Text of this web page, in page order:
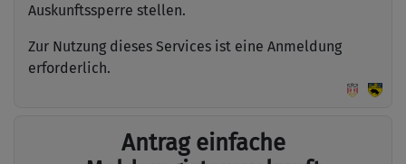
Auskunftssperre stellen.
Zur Nutzung dieses Services ist eine Anmeldung
erforderlich.
Antrag einfache